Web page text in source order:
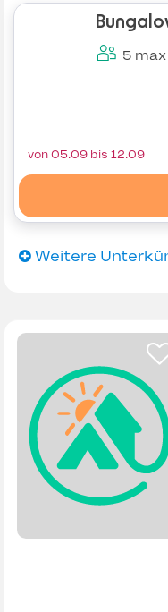
5 max
von 05.09 bis 12.09
Weitere